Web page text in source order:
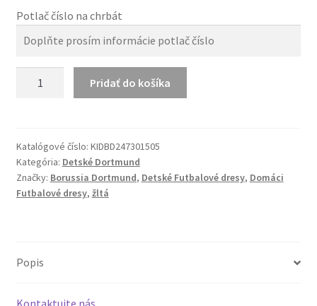
Potlač číslo na chrbát
dres
žltá
Borussia
Dortmund
Pridať do košíka
Katalógové číslo: KIDBD247301505
Kategória: Detské Dortmund
Značky: Borussia Dortmund, Detské Futbalové dresy, Domáci
Futbalové dresy, žltá
Popis